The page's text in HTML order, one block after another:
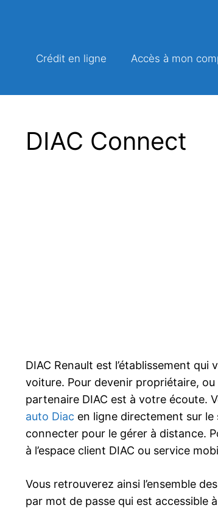
Crédit en ligne Accès à mon
DIAC Connect
DIAC Renault est l’établissement
voiture. Pour devenir propriétaire,
partenaire DIAC est à votre écoute.
auto Diac en ligne directement sur
connecter pour le gérer à distance.
à l’espace client DIAC ou service
Vous retrouverez ainsi l’ensemble
par mot de passe qui est accessible